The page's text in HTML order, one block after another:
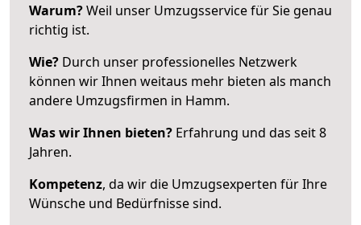
Warum?Weil unser Umzugsservice für Sie genau
richtig ist.
Wie? Durch unser professionelles Netzwerk
können wir Ihnen weitaus mehr bieten als manch
andere Umzugsfirmen in Hamm.
Was wir Ihnen bieten? Erfahrung und das seit 8
Jahren.
Kompetenz, da wir die Umzugsexperten für Ihre
Wünsche und Bedürfnisse sind.